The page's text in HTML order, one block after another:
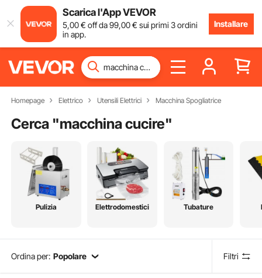
Scarica l'App VEVOR
5,00€ off da99,00€ sui primi 3 ordini
in app.
Installare
Homepage Elettrico Utensili Elettrici Macchina Spogliatrice
Cerca "macchina cucire"
Pulizia Elettrodomestici Tubature
Ordina per: Popolare Filtri